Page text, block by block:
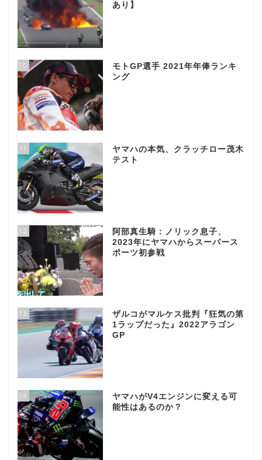
あり】
10
モトGP選手 2021年年俸ランキ
ング
11
ヤマハの本気、クラッチロー茂木
テスト
12
阿部真生騎：ノリック息子、
2023年にヤマハからスーパース
ポーツ初参戦
13
ザルコがマルケス批判『狂気の第
1ラップだった』2022アラゴン
GP
14
ヤマハがV4エンジンに変える可
能性はあるのか？